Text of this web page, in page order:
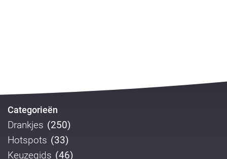
Categorieën
Drankjes (250)
Hotspots (33)
Keuzegids (46)